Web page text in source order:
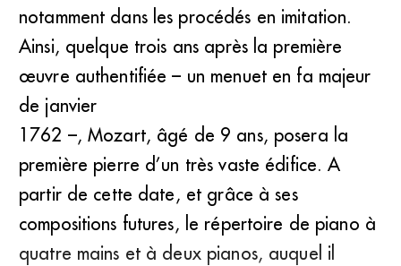
notamment dans les procédés en imitation.
Ainsi, quelque trois ans après la première
œuvre authentifiée – un menuet en fa majeur
de janvier
1762 –, Mozart, âgé de 9 ans, posera la
première pierre d’un très vaste édifice. A
partir de cette date, et grâce à ses
compositions futures, le répertoire de piano à
quatre mains et à deux pianos, auquel il